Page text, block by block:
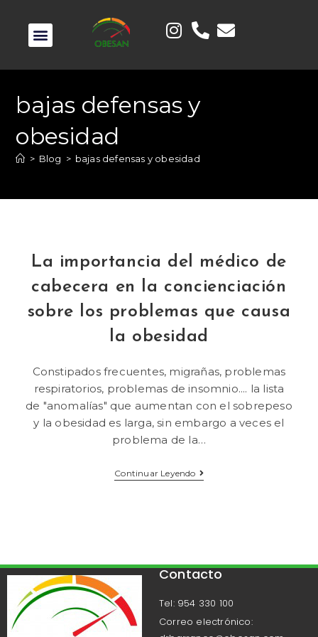
bajas defensas y
obesidad
> Blog > bajas defensas y obesidad
La importancia del médico de
cabecera en la concienciación
sobre los problemas que causa
la obesidad
Constipados frecuentes, migrañas, problemas
respiratorios, problemas de insomnio.... la lista
de "anomalías" que aumentan con el sobrepeso
y la obesidad es larga, sin embargo a veces el
problema de la…
Continuar Leyendo
Contacto
Tel: 954 330 100
Correo electrónico: